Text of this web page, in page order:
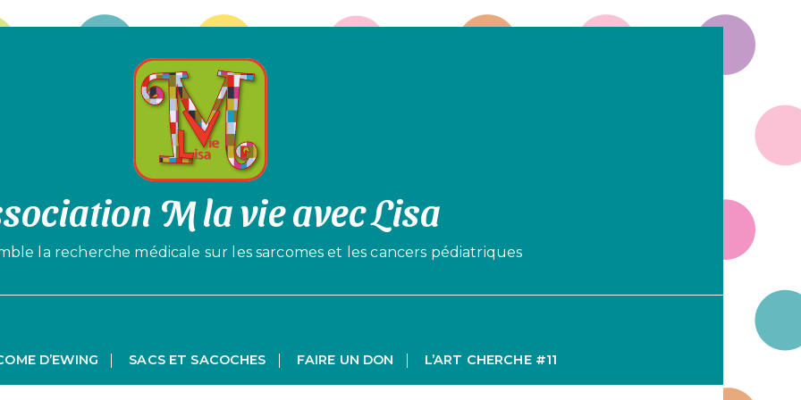
M la vie avec Lisa
la recherche médicale sur les sarcomes et les cancers pédiatriques
D’EWING SACS ET SACOCHES FAIRE UN DON L’ART CHERCHE #11